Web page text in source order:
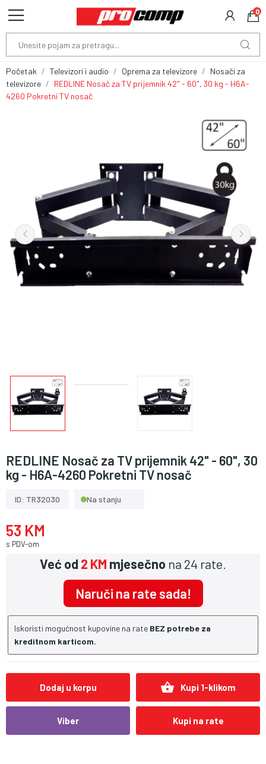
0
Početak Televizori i audio Oprema za televizore
Nosači za
televizore
REDLINE Nosač za TV prijemnik 42" - 60", 30 kg - H6A-
4260 Pokretni TV nosač
REDLINE Nosač za TV prijemnik 42" - 60", 30
kg - H6A-4260 Pokretni TV nosač
ID: TR32030 Na stanju
53 KM
s PDV-om
Već od2 KM mjesečno na 24 rate.
Naruči na rate sada!
Iskoristi mogućnost kupovine na rate BEZ potrebe za
kreditnom karticom.
Dodaj u korpu shopping_basket Kupi 1-klikom
Viber Kupi na rate